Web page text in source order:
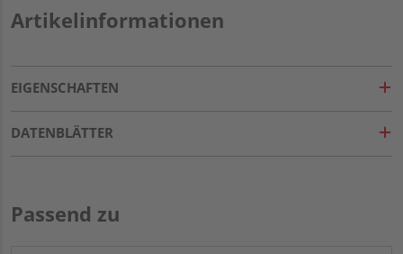
Artikelinformationen
EIGENSCHAFTEN
DATENBLÄTTER
Passend zu